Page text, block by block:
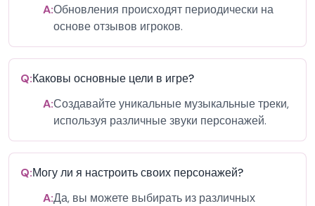
A:Обновления происходят периодически на
основе отзывов игроков.
Q:Каковы основные цели в игре?
A:Создавайте уникальные музыкальные треки,
используя различные звуки персонажей.
Q:Могу ли я настроить своих персонажей?
A:Да, вы можете выбирать из различных